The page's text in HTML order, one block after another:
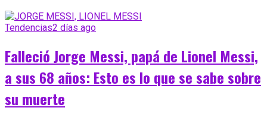
Tendencias2 días ago
Falleció Jorge Messi, papá de Lionel Messi,
a sus 68 años: Esto es lo que se sabe sobre
su muerte